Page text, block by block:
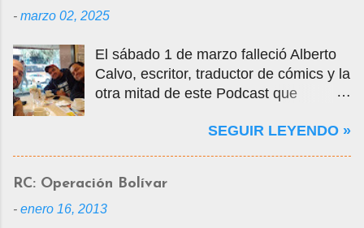
- marzo 02, 2025
El sábado 1 de marzo falleció Alberto
Calvo, escritor, traductor de cómics y la
otra mitad de este Podcast que
14 años. La foto que ven es una selfie
mis vacaciones, justo antes de que
empezara la pandemia por el Covid-
SEGUIR LEYENDO »
RC: Operación Bolívar
- enero 16, 2013